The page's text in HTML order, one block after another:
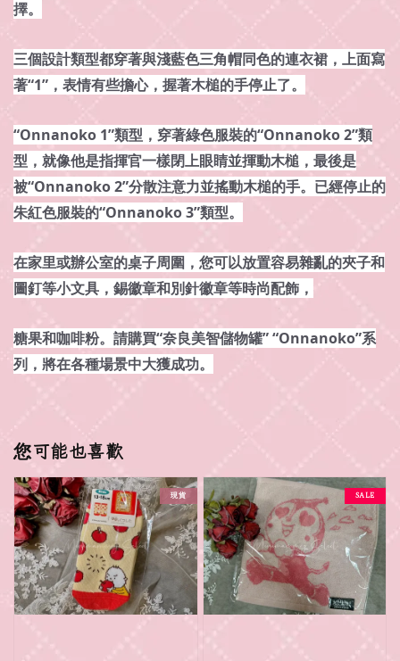
擇。
三個設計類型都穿著與淺藍色三角帽同色的連衣裙，上面寫
著“1”，表情有些擔心，握著木槌的手停止了。
“Onnanoko 1”類型，穿著綠色服裝的“Onnanoko 2”類
型，就像他是指揮官一樣閉上眼睛並揮動木槌， 最後是
被“Onnanoko 2”分散注意力並搖動木槌的手。已經停止的
朱紅色服裝的“Onnanoko 3”類型。
在家里或辦公室的桌子周圍，您可以放置容易雜亂的夾子和
圖釘等小文具，錫徽章和別針徽章等時尚配飾，
糖果和咖啡粉。請購買“奈良美智儲物罐” “Onnanoko”系
列，將在各種場景中大獲成功。
您可能也喜歡
現貨 SALE